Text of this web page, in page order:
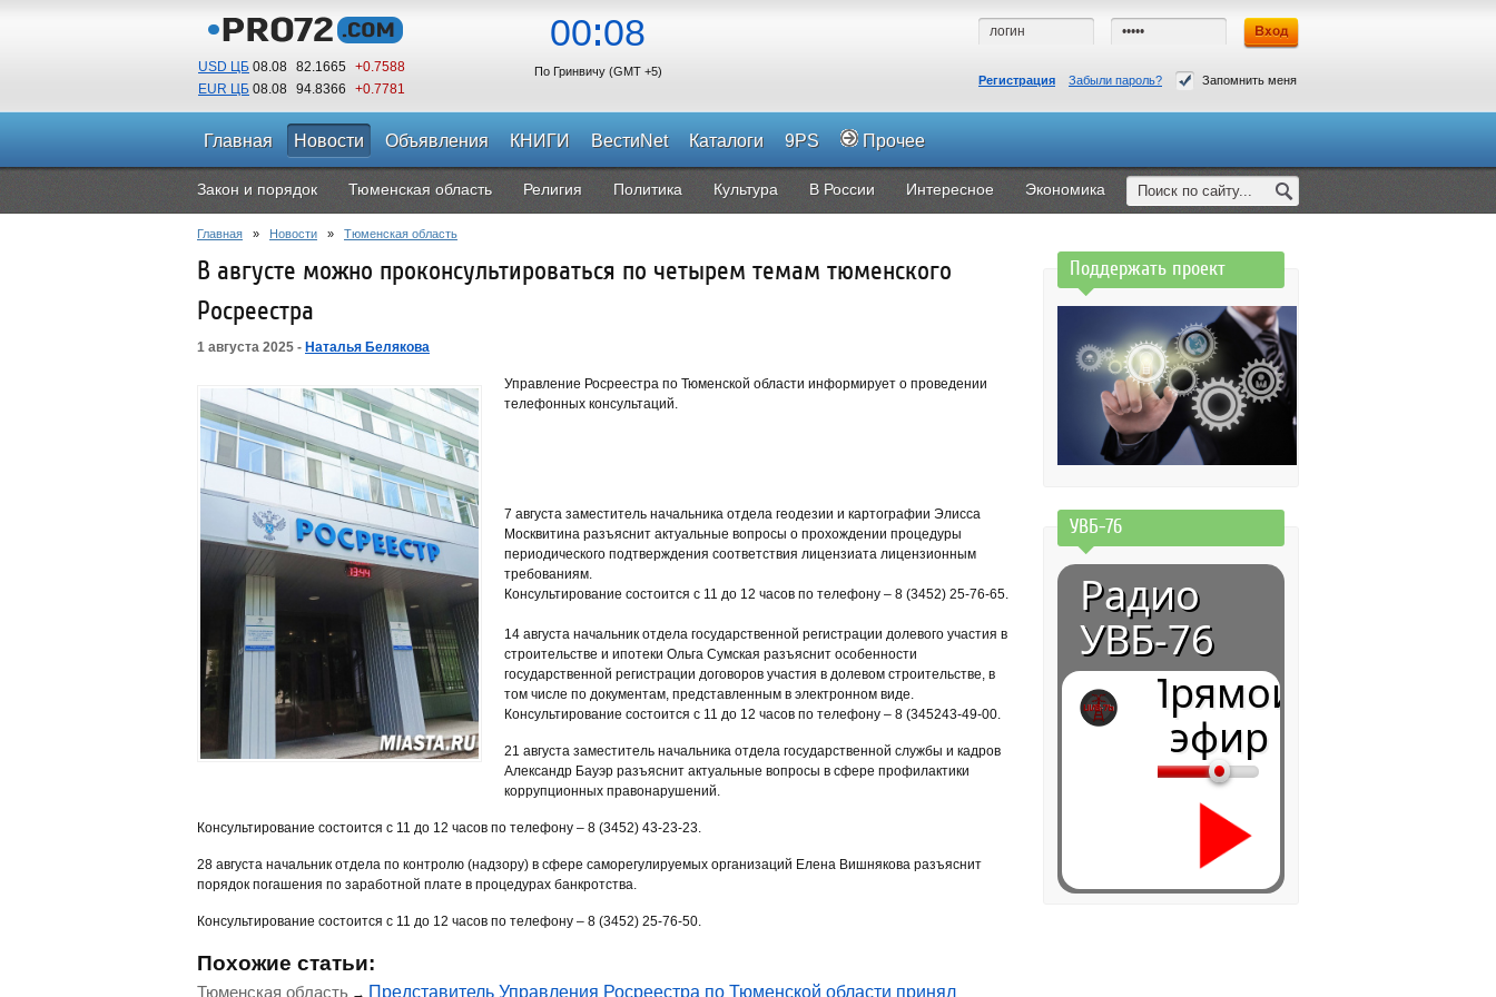
USD ЦБ 08.08 82.1665 +0.7588
EUR ЦБ 08.08 94.8366 +0.7781
00 08
По Гринвичу (GMT +5)
Регистрация Забыли пароль? Запомнить меня
Главная Новости Объявления КНИГИ ВестиNet Каталоги 9PS Прочее
Закон и порядок Тюменская область Религия Политика Культура В России Интересное Экономика
Главная » Новости » Тюменская область
В августе можно проконсультироваться по четырем темам тюменского
Росреестра
1 августа 2025 - Наталья Белякова
Управление Росреестра по Тюменской области информирует о проведении
телефонных консультаций.
7 августа заместитель начальника отдела геодезии и картографии Элисса
Москвитина разъяснит актуальные вопросы о прохождении процедуры
периодического подтверждения соответствия лицензиата лицензионным
требованиям.
Консультирование состоится с 11 до 12 часов по телефону – 8 (3452) 25-76-65.
14 августа начальник отдела государственной регистрации долевого участия в
строительстве и ипотеки Ольга Сумская разъяснит особенности
государственной регистрации договоров участия в долевом строительстве, в
том числе по документам, представленным в электронном виде.
Консультирование состоится с 11 до 12 часов по телефону – 8 (345243-49-00.
21 августа заместитель начальника отдела государственной службы и кадров
Александр Бауэр разъяснит актуальные вопросы в сфере профилактики
коррупционных правонарушений.
Консультирование состоится с 11 до 12 часов по телефону – 8 (3452) 43-23-23.
28 августа начальник отдела по контролю (надзору) в сфере саморегулируемых организаций Елена Вишнякова разъяснит
порядок погашения по заработной плате в процедурах банкротства.
Консультирование состоится с 11 до 12 часов по телефону – 8 (3452) 25-76-50.
Похожие статьи:
Тюменская область → Представитель Управления Росреестра по Тюменской области принял
Поддержать проект
УВБ-76
Радио
УВБ-76
Прямой
эфир